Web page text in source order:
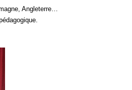
Angleterre…